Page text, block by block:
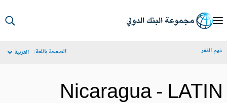
الفقر الصفحة باللغة: العربية
Nicaragua -